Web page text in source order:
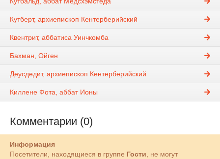
Кутберт, архиепископ Кентерберийский
Квентрит, аббатиса Уинчкомба
Бахман, Ойген
Деусдедит, архиепископ Кентерберийский
Киллене Фота, аббат Ионы
Комментарии (0)
Информация
Посетители, находящиеся в группе Гости , не могут